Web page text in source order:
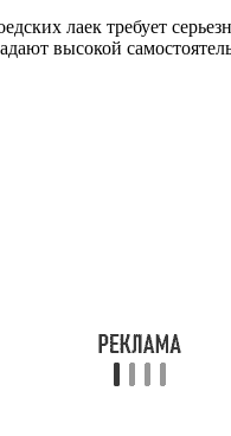
лаек требует
высокой